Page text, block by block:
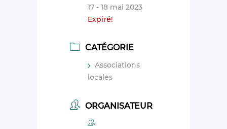
17 - 18 mai 2023
Expiré!
CATÉGORIE
Associations
locales
ORGANISATEUR